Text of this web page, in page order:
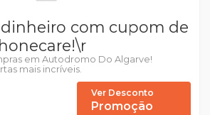
com cupom de
em Autodromo Do Algarve!
mais incríveis.
Ver Desconto
Promoção